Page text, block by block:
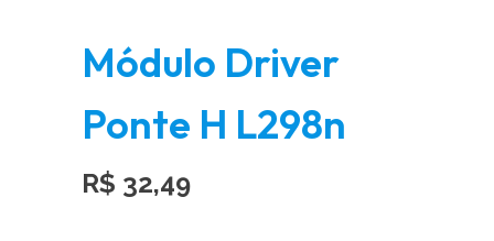
Módulo Driver
Ponte H L298n
R$ 32,49